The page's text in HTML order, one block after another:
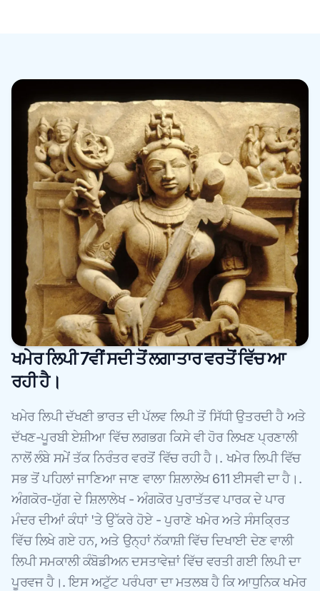
ਖਮੇਰ ਲਿਪੀ 7ਵੀਂ ਸਦੀ ਤੋਂ ਲਗਾਤਾਰ ਵਰਤੋਂ ਵਿੱਚ ਆ
ਰਹੀ ਹੈ।
ਖਮੇਰ ਲਿਪੀ ਦੱਖਣੀ ਭਾਰਤ ਦੀ ਪੱਲਵ ਲਿਪੀ ਤੋਂ ਸਿੱਧੀ ਉਤਰਦੀ ਹੈ ਅਤੇ
ਦੱਖਣ-ਪੂਰਬੀ ਏਸ਼ੀਆ ਵਿੱਚ ਲਗਭਗ ਕਿਸੇ ਵੀ ਹੋਰ ਲਿਖਣ ਪ੍ਰਣਾਲੀ
ਨਾਲੋਂ ਲੰਬੇ ਸਮੇਂ ਤੱਕ ਨਿਰੰਤਰ ਵਰਤੋਂ ਵਿੱਚ ਰਹੀ ਹੈ।. ਖਮੇਰ ਲਿਪੀ ਵਿੱਚ
ਸਭ ਤੋਂ ਪਹਿਲਾਂ ਜਾਣਿਆ ਜਾਣ ਵਾਲਾ ਸ਼ਿਲਾਲੇਖ 611 ਈਸਵੀ ਦਾ ਹੈ।.
ਅੰਗਕੋਰ-ਯੁੱਗ ਦੇ ਸ਼ਿਲਾਲੇਖ - ਅੰਗਕੋਰ ਪੁਰਾਤੱਤਵ ਪਾਰਕ ਦੇ ਪਾਰ
ਮੰਦਰ ਦੀਆਂ ਕੰਧਾਂ 'ਤੇ ਉੱਕਰੇ ਹੋਏ - ਪੁਰਾਣੇ ਖਮੇਰ ਅਤੇ ਸੰਸਕ੍ਰਿਤ
ਵਿੱਚ ਲਿਖੇ ਗਏ ਹਨ, ਅਤੇ ਉਨ੍ਹਾਂ ਨੱਕਾਸ਼ੀ ਵਿੱਚ ਦਿਖਾਈ ਦੇਣ ਵਾਲੀ
ਲਿਪੀ ਸਮਕਾਲੀ ਕੰਬੋਡੀਅਨ ਦਸਤਾਵੇਜ਼ਾਂ ਵਿੱਚ ਵਰਤੀ ਗਈ ਲਿਪੀ ਦਾ
ਪੂਰਵਜ ਹੈ।. ਇਸ ਅਟੁੱਟ ਪਰੰਪਰਾ ਦਾ ਮਤਲਬ ਹੈ ਕਿ ਆਧੁਨਿਕ ਖਮੇਰ